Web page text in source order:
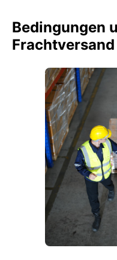
Bedingungen
Frachtversand